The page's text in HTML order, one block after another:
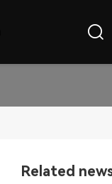
Related